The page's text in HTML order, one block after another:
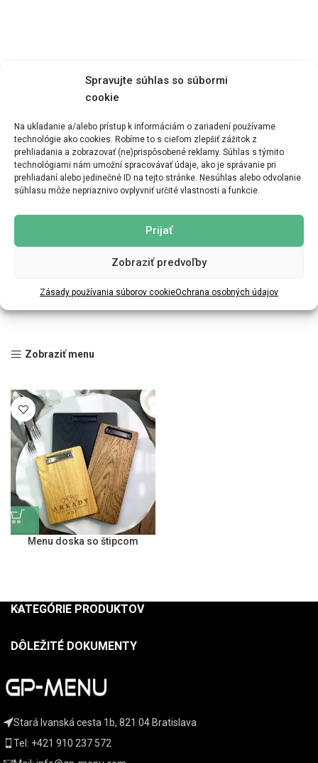
Spravujte súhlas so súbormi
cookie
Na ukladanie a/alebo prístup k informáciám o zariadení používame
technológie ako cookies. Robíme to s cieľom zlepšiť zážitok z
prehliadania a zobrazovať (ne)prispôsobené reklamy. Súhlas s týmito
technológiami nám umožní spracovávať údaje, ako je správanie pri
prehliadaní alebo jedinečné ID na tejto stránke. Nesúhlas alebo odvolanie
súhlasu môže nepriaznivo ovplyvniť určité vlastnosti a funkcie.
Prijať
Zobraziť predvoľby
Zásady používania súborov cookieOchrana osobných údajov
Zobraziť menu
Menu doska so štipcom
KATEGÓRIE PRODUKTOV
DÔLEŽITÉ DOKUMENTY
Stará Ivanská cesta 1b, 821 04 Bratislava
Tel: +421 910 237 572